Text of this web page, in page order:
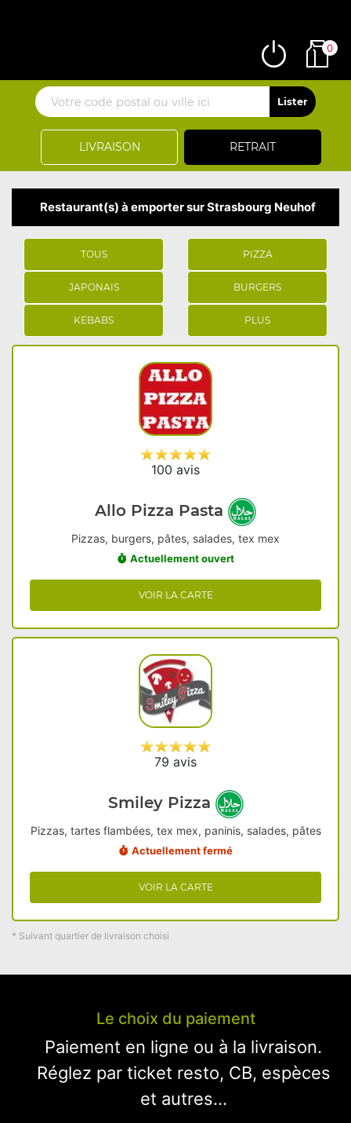
LIVRAISON RETRAIT
0
Restaurant(s) à emporter sur Strasbourg Neuhof
TOUS PIZZA
JAPONAIS BURGERS
KEBABS PLUS
100 avis
Allo Pizza Pasta
Pizzas, burgers, pâtes, salades, tex mex
Actuellement ouvert
VOIR LA CARTE
79 avis
Smiley Pizza
Pizzas, tartes flambées, tex mex, paninis, salades, pâtes
Actuellement fermé
VOIR LA CARTE
* Suivant quartier de livraison choisi
Le choix du paiement
Paiement en ligne ou à la livraison.
Réglez par ticket resto, CB, espèces
et autres...